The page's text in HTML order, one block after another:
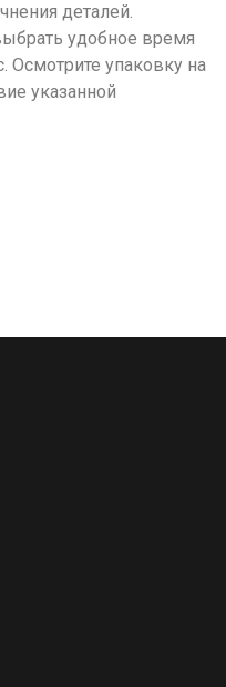
деталей.
удобное время
Осмотрите упаковку на
указанной